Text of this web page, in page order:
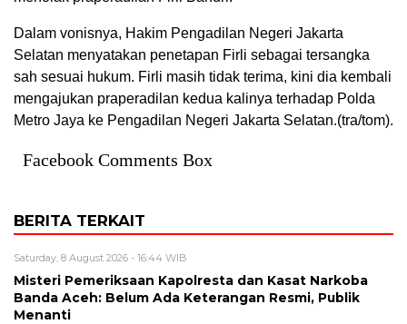
Dalam vonisnya, Hakim Pengadilan Negeri Jakarta
Selatan menyatakan penetapan Firli sebagai tersangka
sah sesuai hukum. Firli masih tidak terima, kini dia kembali
mengajukan praperadilan kedua kalinya terhadap Polda
Metro Jaya ke Pengadilan Negeri Jakarta Selatan.(tra/tom).
Facebook Comments Box
BERITA TERKAIT
Saturday, 8 August 2026 - 16:44 WIB
Misteri Pemeriksaan Kapolresta dan Kasat Narkoba
Banda Aceh: Belum Ada Keterangan Resmi, Publik
Menanti